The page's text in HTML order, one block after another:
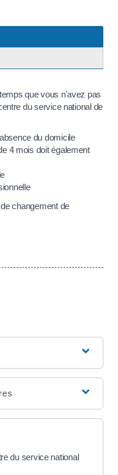
que vous n'avez pas
du service national de
du domicile
4 mois doit également
changement de
du service national